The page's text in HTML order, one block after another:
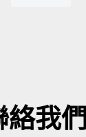
絡我們